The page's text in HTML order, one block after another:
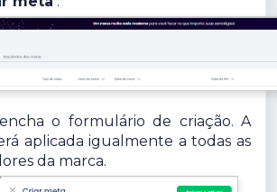
o formulário de criação. A
aplicada igualmente a todas as
da marca.